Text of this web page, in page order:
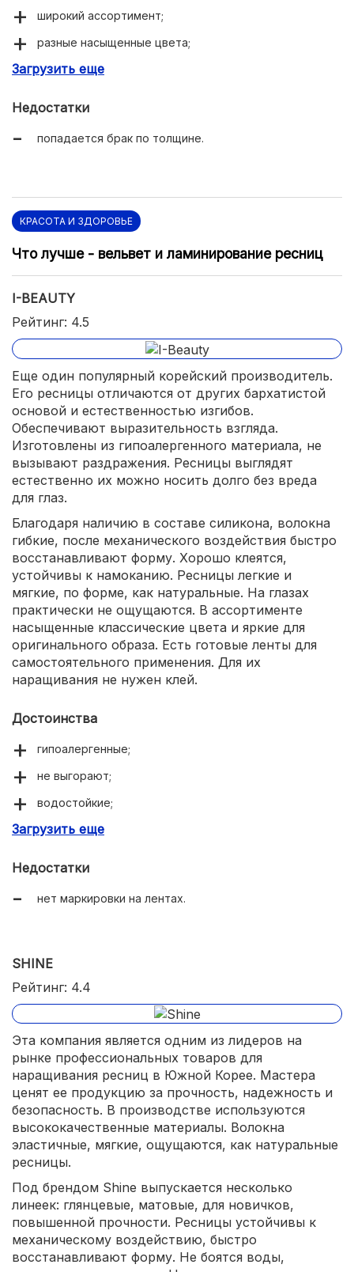
широкий ассортимент;
разные насыщенные цвета;
долго носятся;
Загрузить еще
Недостатки
попадается брак по толщине.
КРАСОТА И ЗДОРОВЬЕ
Что лучше - вельвет и ламинирование ресниц
I-BEAUTY
Рейтинг: 4.5
Еще один популярный корейский производитель.
Его ресницы отличаются от других бархатистой
основой и естественностью изгибов.
Обеспечивают выразительность взгляда.
Изготовлены из гипоалергенного материала, не
вызывают раздражения. Ресницы выглядят
естественно их можно носить долго без вреда
для глаз.
Благодаря наличию в составе силикона, волокна
гибкие, после механического воздействия быстро
восстанавливают форму. Хорошо клеятся,
устойчивы к намоканию. Ресницы легкие и
мягкие, по форме, как натуральные. На глазах
практически не ощущаются. В ассортименте
насыщенные классические цвета и яркие для
оригинального образа. Есть готовые ленты для
самостоятельного применения. Для их
наращивания не нужен клей.
Достоинства
гипоалергенные;
не выгорают;
водостойкие;
гибкие, мягкие;
Загрузить еще
Недостатки
нет маркировки на лентах.
SHINE
Рейтинг: 4.4
Эта компания является одним из лидеров на
рынке профессиональных товаров для
наращивания ресниц в Южной Корее. Мастера
ценят ее продукцию за прочность, надежность и
безопасность. В производстве используются
высококачественные материалы. Волокна
эластичные, мягкие, ощущаются, как натуральные
ресницы.
Под брендом Shine выпускается несколько
линеек: глянцевые, матовые, для новичков,
повышенной прочности. Ресницы устойчивы к
механическому воздействию, быстро
восстанавливают форму. Не боятся воды,